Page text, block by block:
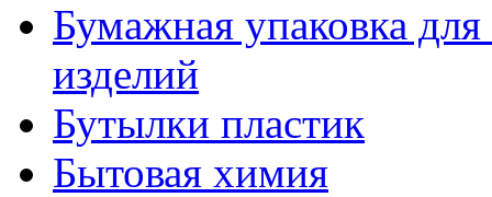
Бумажная упаковка
изделий
Бутылки пластик
Бытовая химия